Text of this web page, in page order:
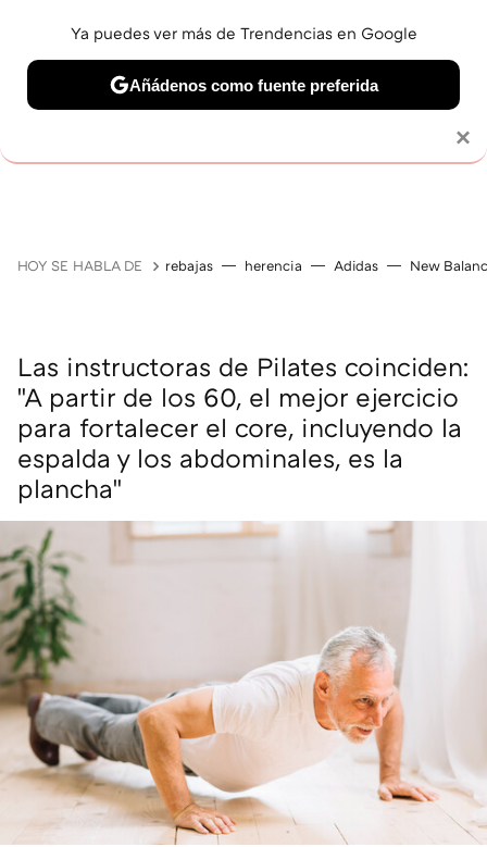
HOY SE HABLA DE rebajas herencia Adidas New
Las instructoras de Pilates coinciden:
"A partir de los 60, el mejor ejercicio
para fortalecer el core, incluyendo la
espalda y los abdominales, es la
plancha"
×
Ya puedes ver más de Trendencias en Google
Añádenos como fuente preferida